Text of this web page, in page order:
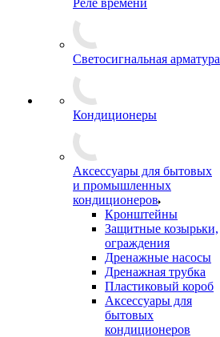
Реле времени
Светосигнальная арматура
Кондиционеры
Аксессуары для бытовых
и промышленных
кондиционеров
Кронштейны
Защитные козырьки,
ограждения
Дренажные насосы
Дренажная трубка
Пластиковый короб
Аксессуары для
бытовых
кондиционеров